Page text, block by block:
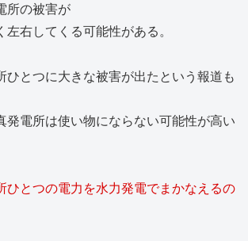
所の被害が
右してくる可能性がある。
ひとつに大きな被害が出たという報道も
発電所は使い物にならない可能性が高い
ひとつの電力を水力発電でまかなえるの